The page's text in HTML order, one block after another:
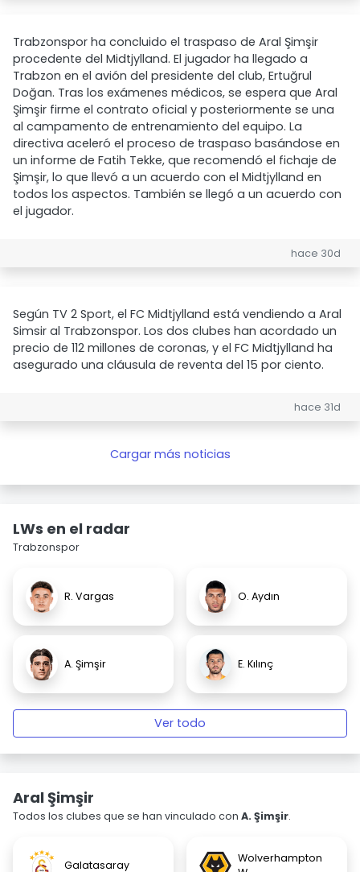
Trabzonspor ha concluido el traspaso de Aral Şimşir
procedente del Midtjylland. El jugador ha llegado a
Trabzon en el avión del presidente del club, Ertuğrul
Doğan. Tras los exámenes médicos, se espera que Aral
Şimşir firme el contrato oficial y posteriormente se una
al campamento de entrenamiento del equipo. La
directiva aceleró el proceso de traspaso basándose en
un informe de Fatih Tekke, que recomendó el fichaje de
Şimşir, lo que llevó a un acuerdo con el Midtjylland en
todos los aspectos. También se llegó a un acuerdo con
el jugador.
hace 30d
Según TV 2 Sport, el FC Midtjylland está vendiendo a Aral
Simsir al Trabzonspor. Los dos clubes han acordado un
precio de 112 millones de coronas, y el FC Midtjylland ha
asegurado una cláusula de reventa del 15 por ciento.
hace 31d
Cargar más noticias
LWs en el radar
Trabzonspor
R. Vargas O. Aydın
A. Şimşir E. Kılınç
Ver todo
Aral Şimşir
Todos los clubes que se han vinculado con A. Şimşir.
Galatasaray
Wolverhampton